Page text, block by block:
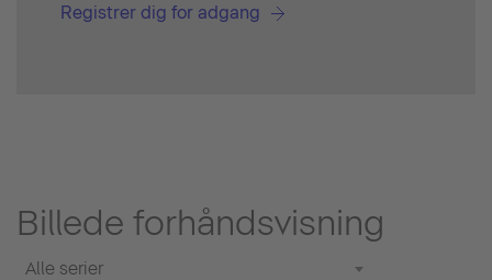
Registrer dig for adgang
Billede forhåndsvisning
Alle serier